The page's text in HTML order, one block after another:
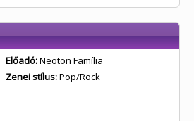
Előadó:Neoton Família
Zenei stílus:Pop/Rock